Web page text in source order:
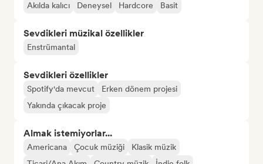
Akılda kalıcı Deneysel Hardcore Basit
Sevdikleri müzikal özellikler
Enstrümantal
Sevdikleri özellikler
Spotify'da mevcut
Erken dönem projesi
Yakında çıkacak proje
Almak istemiyorlar...
Americana Çocuk müziği
Klasik müzik